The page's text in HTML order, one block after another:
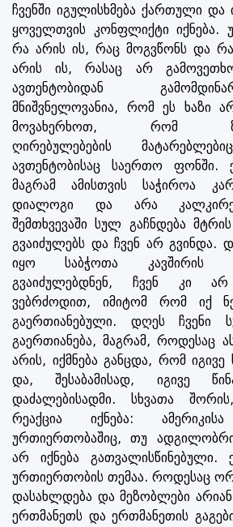
ჩვენში იგულისხმება ქართული
ყოველთვის კონფლიქტი იქნება.
რა არის ის, რაც მოგვწონს და
არის ის, რასაც არ
ავთენტობიდან
მნიშვნელოვანია, რომ ეს ხაზი
მოვახერხოთ, რომ
ღირებულებების
ავთენტობისაც საერთო ფონში.
მაგრამ ამისთვის საჭიროა
დიალოგი და არა
შემთხვევაში სულ გაჩნდება
გვაიძულებს და ჩვენ არ გვინდა.
იყო საბჭოთა კავშირის
გვაიძულებდნენ, ჩვენ კი
ვებრძოდით, იმიტომ რომ იქ
გაერთიანებული. დღეს ჩვენი
გაერთიანება, მაგრამ, როდესაც
არის, იქმნება განცდა, რომ იგივე
და, შესაბამისად, იგივე
დაძალებისადმი. სხვათა
რეაქცია იქნება:
ურთიერთობაშიც, თუ
არ იქნება გათვალისწინებული.
ურთიერთობის თემაა. როდესაც
დასახლდება და მეზობლები
ერთმანეთს და ერთმანეთის